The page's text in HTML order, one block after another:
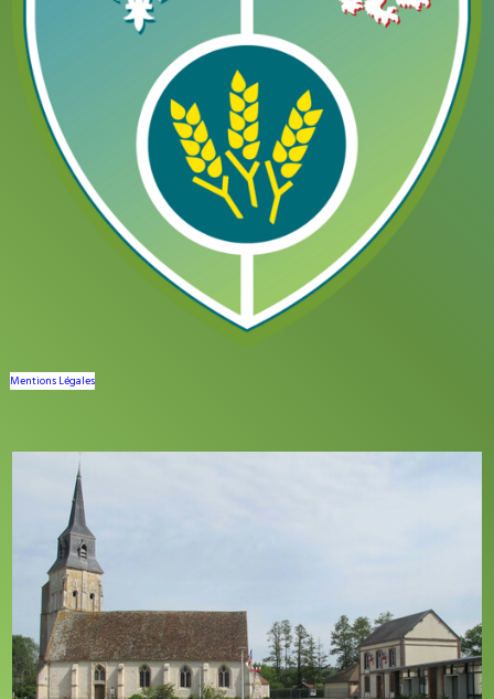
Mentions Légales